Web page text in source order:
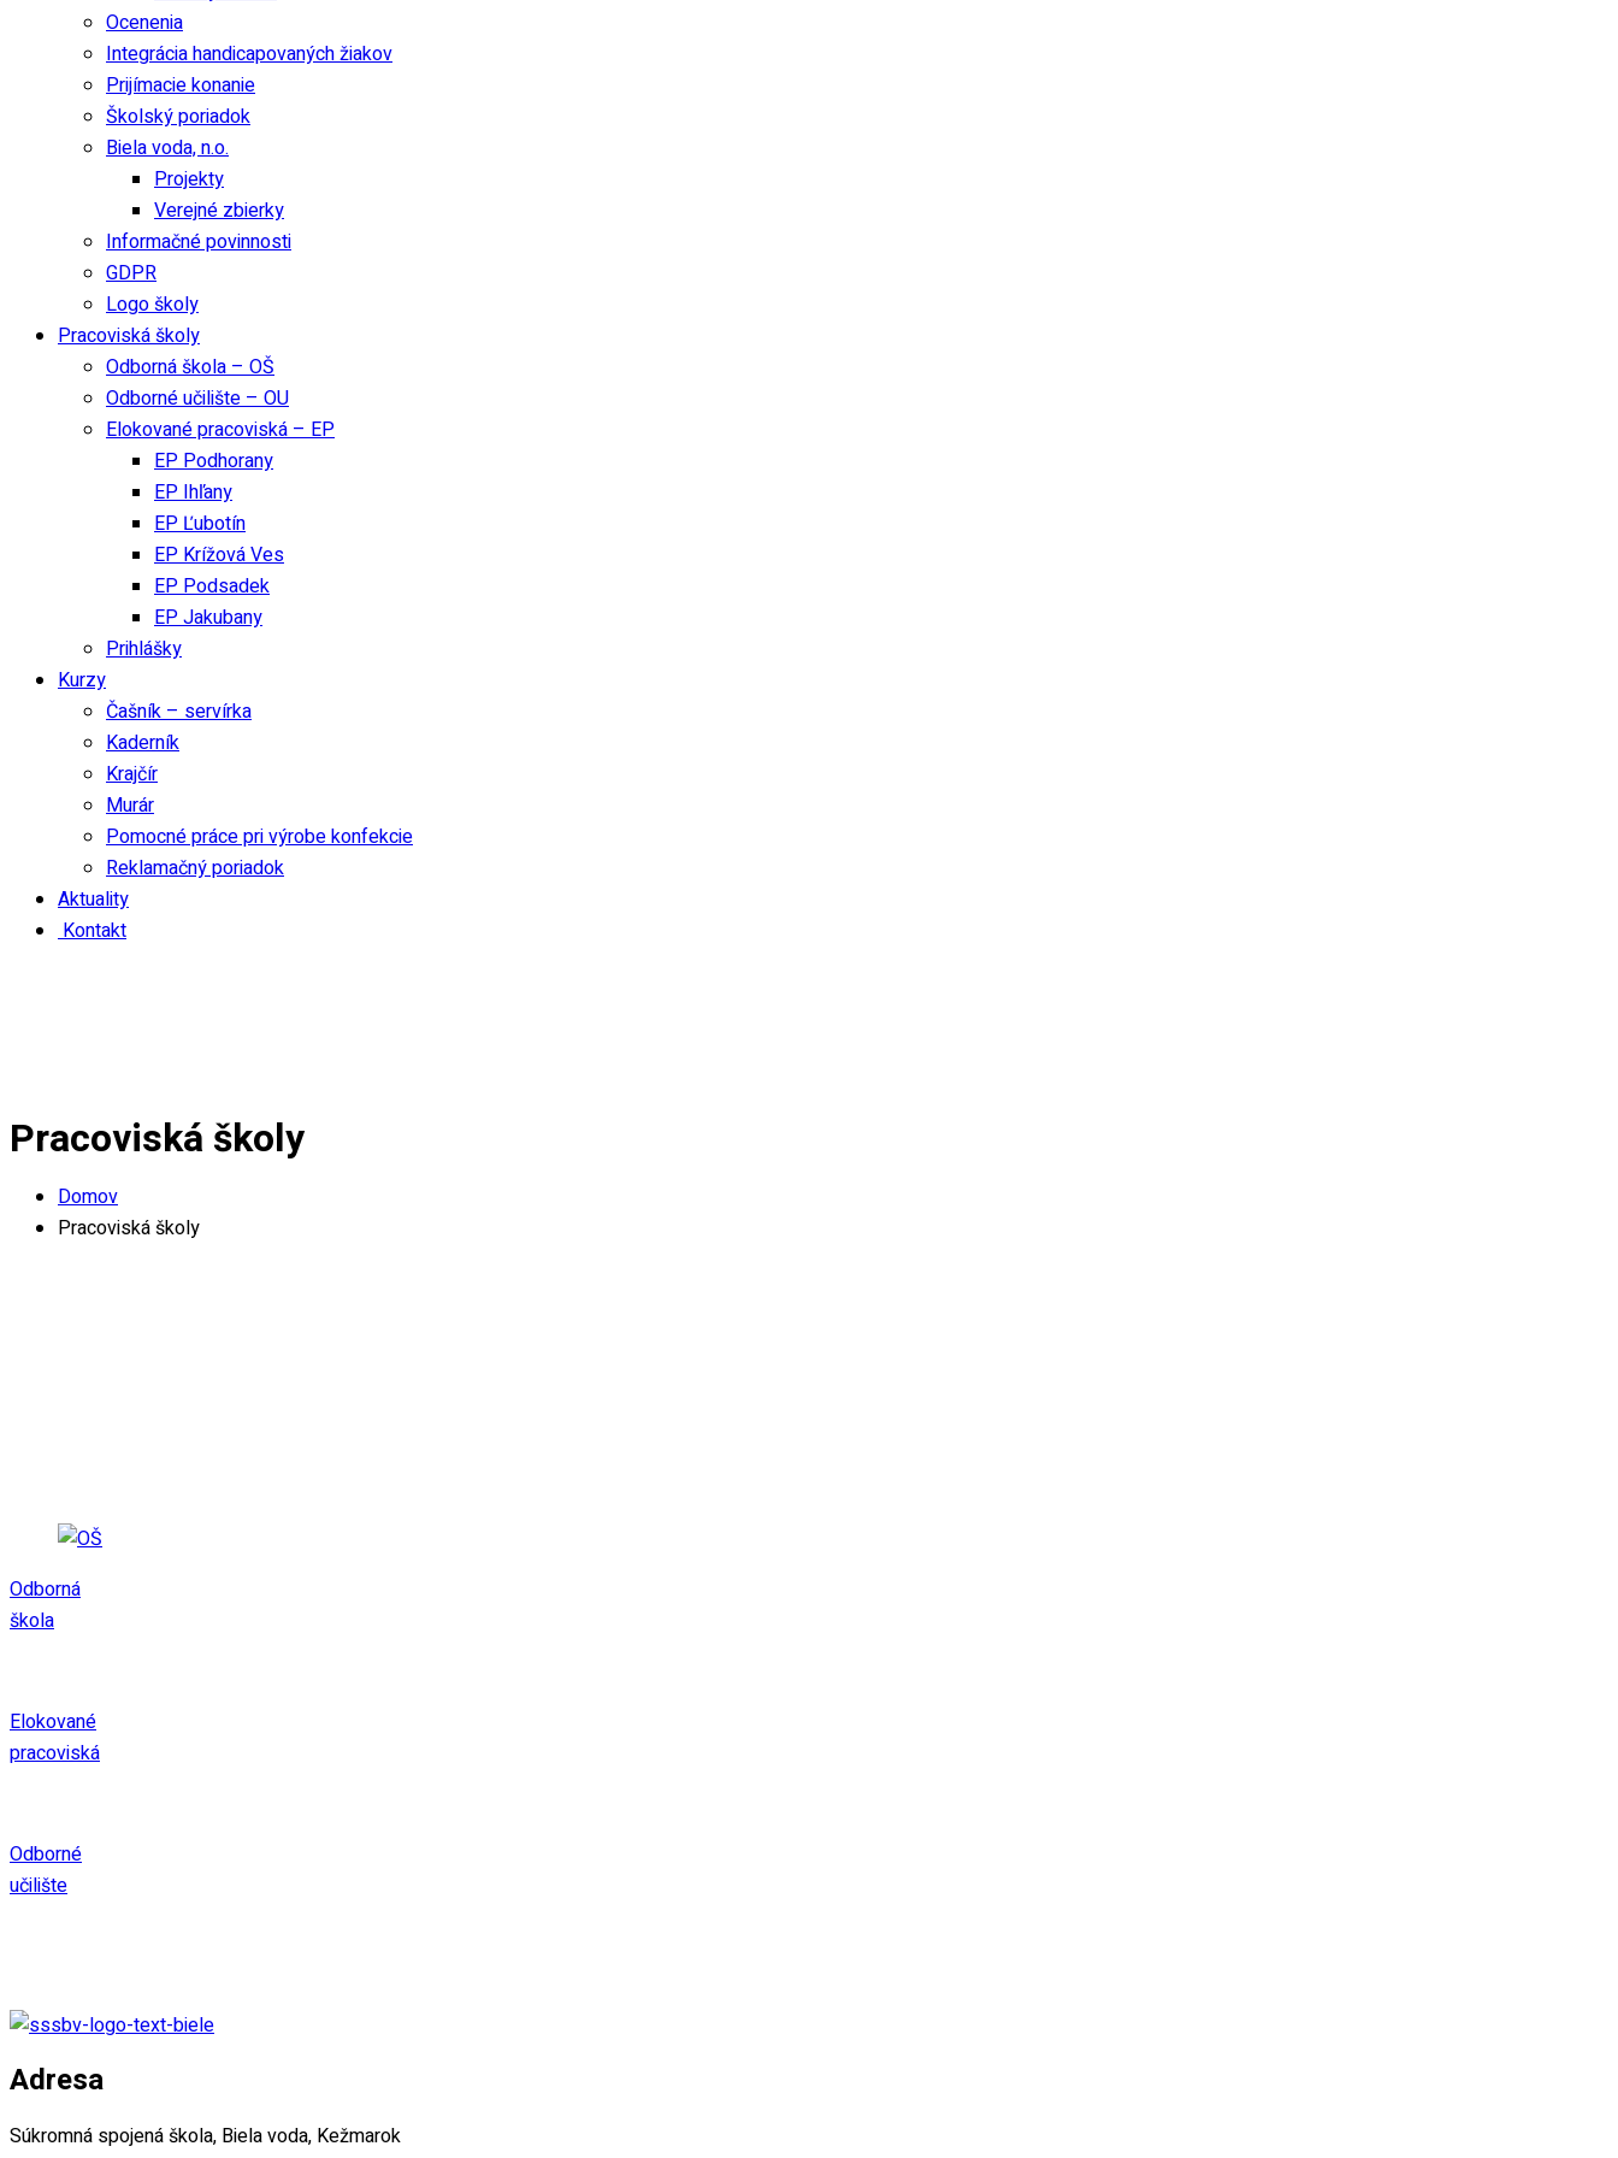
Ocenenia
Integrácia handicapovaných žiakov
Prijímacie konanie
Školský poriadok
Biela voda, n.o.
Projekty
Verejné zbierky
Informačné povinnosti
GDPR
Logo školy
Pracoviská školy
Odborná škola – OŠ
Odborné učilište – OU
Elokované pracoviská – EP
EP Podhorany
EP Ihľany
EP Ľubotín
EP Krížová Ves
EP Podsadek
EP Jakubany
Prihlášky
Kurzy
Čašník – servírka
Kaderník
Krajčír
Murár
Pomocné práce pri výrobe konfekcie
Reklamačný poriadok
Aktuality
Kontakt
Pracoviská školy
Domov
Pracoviská školy
Odborná
škola
Elokované
pracoviská
Odborné
učilište
Adresa
Súkromná spojená škola, Biela voda, Kežmarok